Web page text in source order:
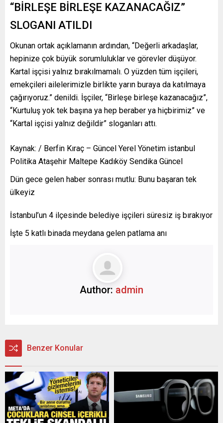
“BİRLEŞE BİRLEŞE KAZANACAĞIZ”
SLOGANI ATILDI
Okunan ortak açıklamanın ardından, “Değerli arkadaşlar,
hepinize çok büyük sorumluluklar ve görevler düşüyor.
Kartal işçisi yalnız bırakılmamalı. O yüzden tüm işçileri,
emekçileri ailelerimizle birlikte yarın buraya da katılmaya
çağırıyoruz.” denildi. İşçiler, “Birleşe birleşe kazanacağız”,
“Kurtuluş yok tek başına ya hep beraber ya hiçbirimiz” ve
“Kartal işçisi yalnız değildir” sloganları attı.
Kaynak: / Berfin Kıraç – Güncel Yerel Yönetim istanbul
Politika Ataşehir Maltepe Kadıköy Sendika Güncel
Dün gece gelen haber sonrası mutlu: Bunu başaran tek
ülkeyiz
İstanbul’un 4 ilçesinde belediye işçileri süresiz iş bırakıyor
İşte 5 katlı binada meydana gelen patlama anı
Author: admin
Benzer Konular